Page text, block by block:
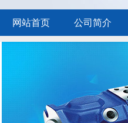
网站首页 公司简介